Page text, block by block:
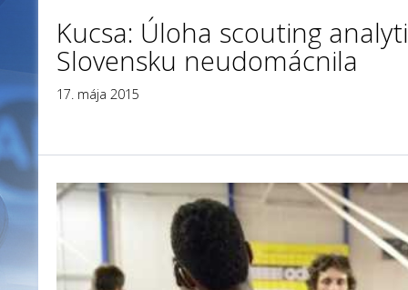
Kucsa: Úloha scouting
Slovensku neudomácnila
17. mája 2015